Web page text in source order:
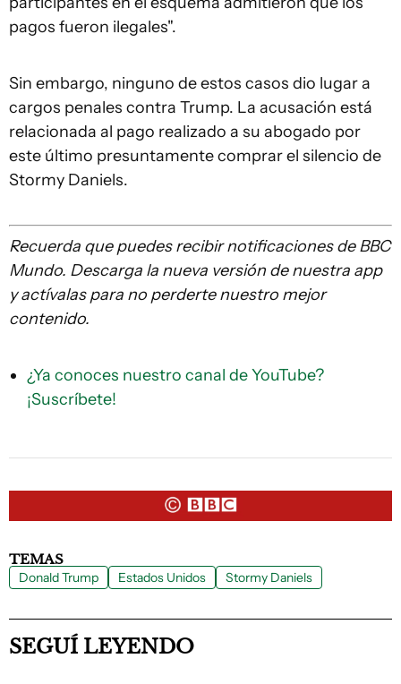
pagos fueron ilegales".
Sin embargo, ninguno de estos casos dio lugar a
cargos penales contra Trump. La acusación está
relacionada al pago realizado a su abogado por
este último presuntamente comprar el silencio de
Stormy Daniels.
Recuerda quepuedes recibir notificaciones de BBC
Mundo. Descarga la nueva versión de nuestra app
y actívalas para no perderte nuestro mejor
contenido.
¿Ya conoces nuestro canal de YouTube?
¡Suscríbete!
TEMAS
Donald Trump Estados Unidos Stormy Daniels
SEGUÍ LEYENDO